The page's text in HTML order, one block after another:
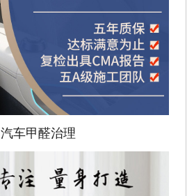
汽车甲醛治理